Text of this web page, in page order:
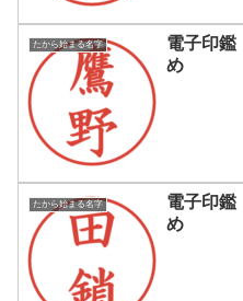
たから始まる名字
電子印鑑
め
たから始まる名字
電子印鑑
め